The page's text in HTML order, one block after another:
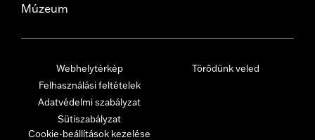
Múzeum
Webhelytérkép
Felhasználási feltételek
Adatvédelmi szabályzat
Sütiszabályzat
Cookie-beállítások kezelése
Törődünk veled